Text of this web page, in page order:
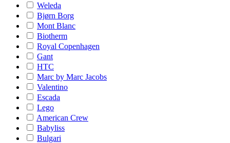
Weleda
Bjørn Borg
Mont Blanc
Biotherm
Royal Copenhagen
Gant
HTC
Marc by Marc Jacobs
Valentino
Escada
Lego
American Crew
Babyliss
Bulgari